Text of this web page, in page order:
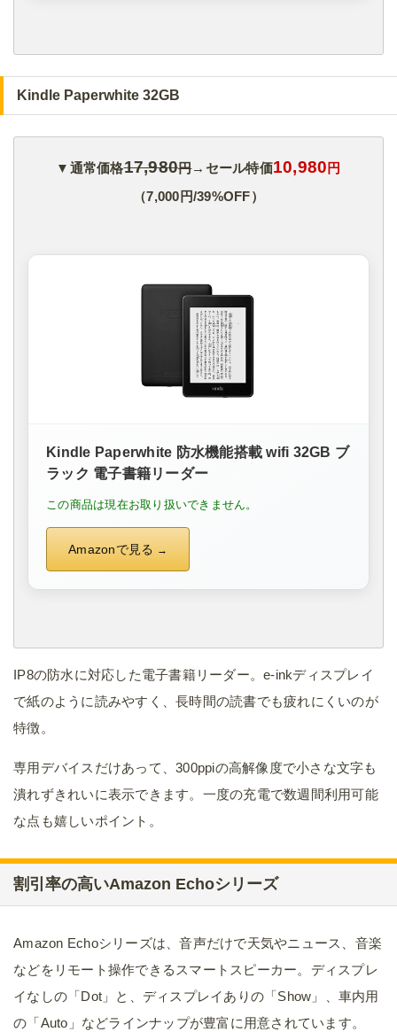
Kindle Paperwhite 32GB
▼通常価格17,980円→セール特価10,980 円
（7,000円/39%OFF）
Kindle Paperwhite 防水機能搭載 wifi 32GB ブ
ラック 電子書籍リーダー
この商品は現在お取り扱いできません。
Amazonで見る
IP8の防水に対応した電子書籍リーダー。e-inkディスプレイ
で紙のように読みやすく、長時間の読書でも疲れにくいのが
特徴。
専用デバイスだけあって、300ppiの高解像度で小さな文字も
潰れずきれいに表示できます。一度の充電で数週間利用可能
な点も嬉しいポイント。
割引率の高いAmazon Echoシリーズ
Amazon Echoシリーズは、音声だけで天気やニュース、音楽
などをリモート操作できるスマートスピーカー。ディスプレ
イなしの「Dot」と、ディスプレイありの「Show」、車内用
の「Auto」などラインナップが豊富に用意されています。